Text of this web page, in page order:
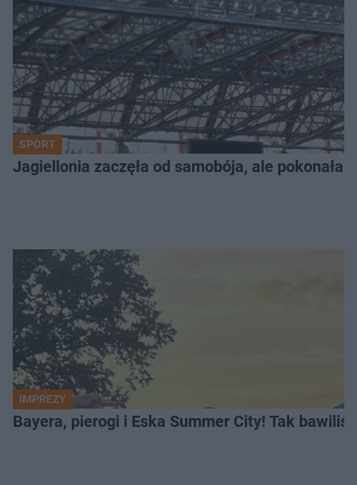
SPORT
Jagiellonia zaczęła od samobója, ale pokonała
IMPREZY
Bayera, pierogi i Eska Summer City! Tak